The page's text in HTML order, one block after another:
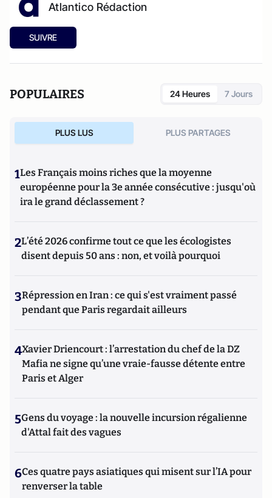
Atlantico Rédaction
SUIVRE
POPULAIRES 24 Heures 7 Jours
PLUS LUS PLUS PARTAGES
1Les Français moins riches que la moyenne
européenne pour la 3e année consécutive : jusqu'où
ira le grand déclassement ?
2L’été 2026 confirme tout ce que les écologistes
disent depuis 50 ans : non, et voilà pourquoi
3Répression en Iran : ce qui s'est vraiment passé
pendant que Paris regardait ailleurs
4Xavier Driencourt : l’arrestation du chef de la DZ
Mafia ne signe qu’une vraie-fausse détente entre
Paris et Alger
5Gens du voyage : la nouvelle incursion régalienne
d'Attal fait des vagues
6Ces quatre pays asiatiques qui misent sur l’IA pour
renverser la table